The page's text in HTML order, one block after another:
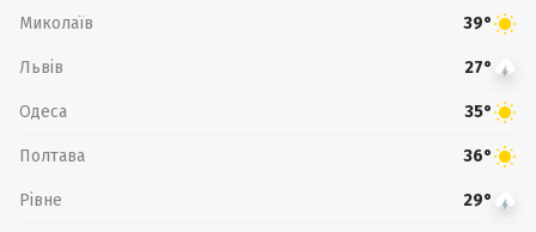
Миколаїв 39°
Львів 27°
Одеса 35°
Полтава 36°
Рівне 29°